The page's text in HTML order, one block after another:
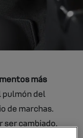
más
pulmón del
de marchas.
ser cambiado.